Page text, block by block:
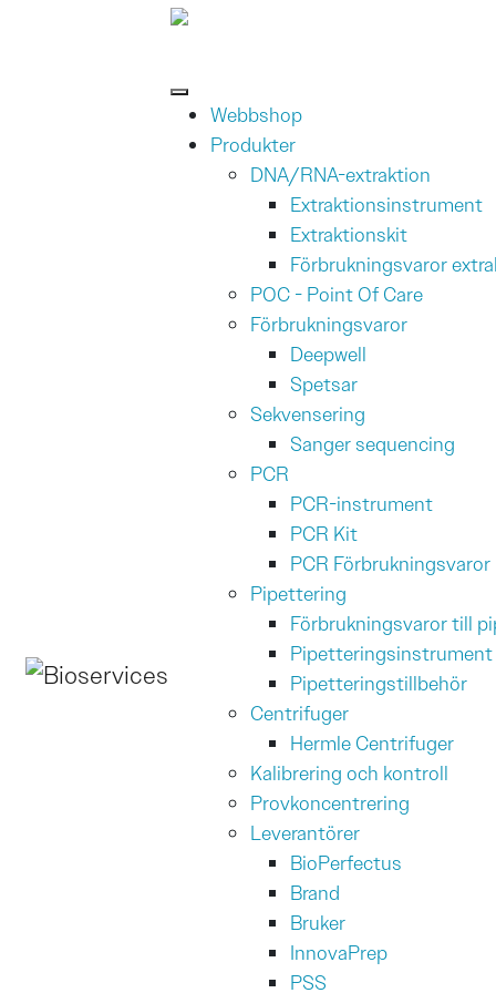
Huvudnavigering
Webbshop
Produkter
DNA/RNA-extraktion
Extraktionsinstrument
Extraktionskit
Förbrukningsvaror
POC - Point Of Care
Förbrukningsvaror
Deepwell
Spetsar
Sekvensering
Sanger sequencing
PCR
PCR-instrument
PCR Kit
PCR Förbrukningsvaror
Pipettering
Förbrukningsvaror till
Pipetteringsinstrument
Pipetteringstillbehör
Centrifuger
Hermle Centrifuger
Kalibrering och kontroll
Provkoncentrering
Leverantörer
BioPerfectus
Brand
Bruker
InnovaPrep
PSS